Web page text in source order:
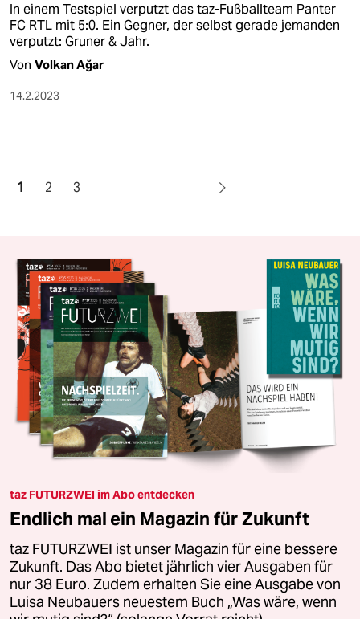
In einem Testspiel verputzt das taz-Fußballteam Panter
FC RTL mit 5:0. Ein Gegner, der selbst gerade jemanden
verputzt: Gruner & Jahr.
Von Volkan Ağar
14.2.2023
1 2 3
taz FUTURZWEI im Abo entdecken
Endlich mal ein Magazin für Zukunft
taz FUTURZWEI ist unser Magazin für eine bessere
Zukunft. Das Abo bietet jährlich vier Ausgaben für
nur 38 Euro. Zudem erhalten Sie eine Ausgabe von
Luisa Neubauers neuestem Buch „Was wäre, wenn